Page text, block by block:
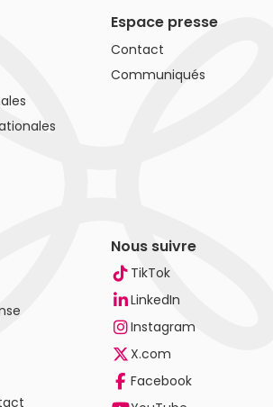
Espace presse
Contact
Communiqués
Nous suivre
TikTok
LinkedIn
Instagram
X.com
Facebook